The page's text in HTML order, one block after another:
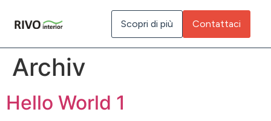
Scopri di più Contattaci
Archiv
Hello World 1